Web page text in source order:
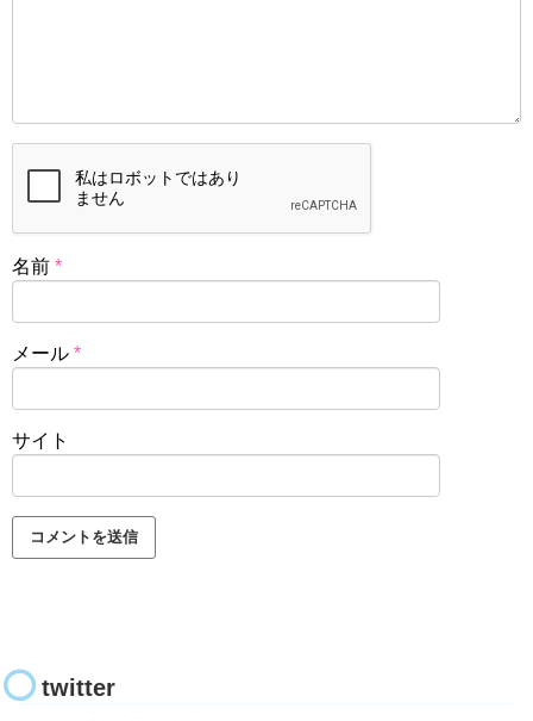
名前 *
メール *
サイト
twitter